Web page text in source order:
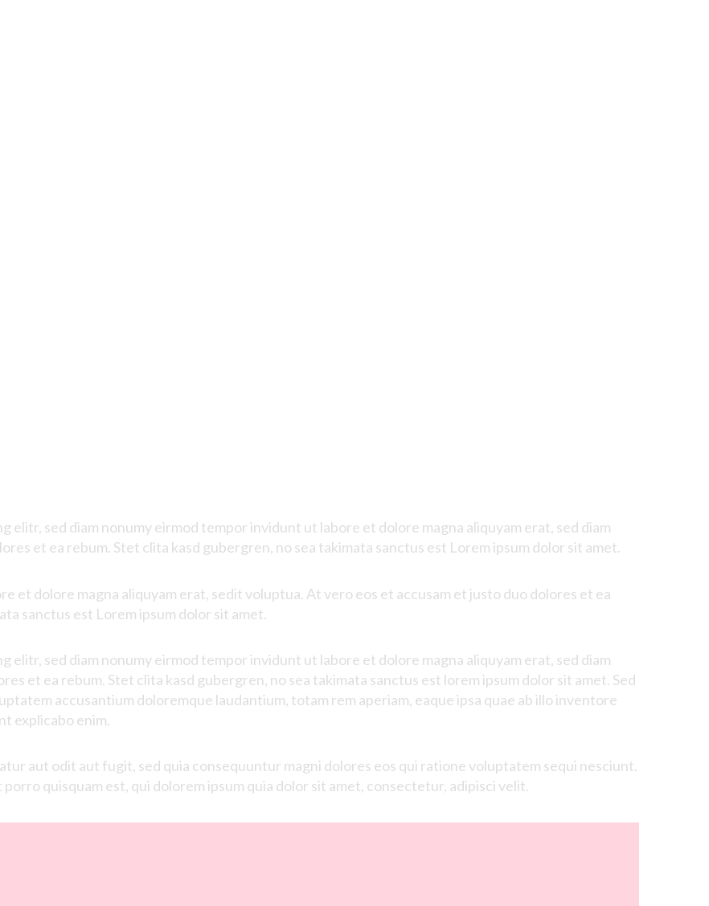
elitr, sed diam nonumyeirmod tempor invidunt ut labore et dolore magna aliquyam erat, sed diam
et ea rebum. Stet clita kasd gubergren, no sea takimata sanctus est Lorem ipsum dolor sit amet.
et dolore magna aliquyam erat, sedit voluptua. At vero eos et accusam et justo duo dolores et ea
sanctus est Lorem ipsum dolor sit amet.
elitr, sed diam nonumyeirmod tempor invidunt ut labore et dolore magna aliquyam erat, sed diam
et ea rebum. Stet clita kasd gubergren, no sea takimata sanctus est lorem ipsum dolor sit amet. Sed
accusantium doloremque laudantium, totam rem aperiam, eaque ipsa quae ab illo inventore
explicabo enim.
aut odit aut fugit, sed quia consequuntur magni dolores eos qui ratione voluptatem sequi nesciunt.
quisquam est, qui dolorem ipsum quia dolor sit amet, consectetur, adipisci velit.